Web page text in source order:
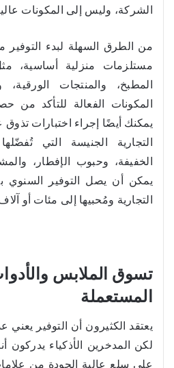
الشركة، وليس إلى المكونات
من الطرق السهلة لبدء التوفير
مستلزمات منزلية أساسية،
المطبخ، والمنتجات
المكونات الفعالة للتأكد من
يمكنك أيضًا إجراء اختبارات تذوق
التجارية الجنيسة التي
الخفيفة، وحبوب الإفطار،
يمكن أن يصل التوفير السنوي
التجارية ومُحبيها إلى مئات أو
تسوق الملابس
المستعملة
يعتقد الكثيرون أن التوفير يعني
لكن المدخرين الأذكياء يدركون
على سلع عالية الجودة من